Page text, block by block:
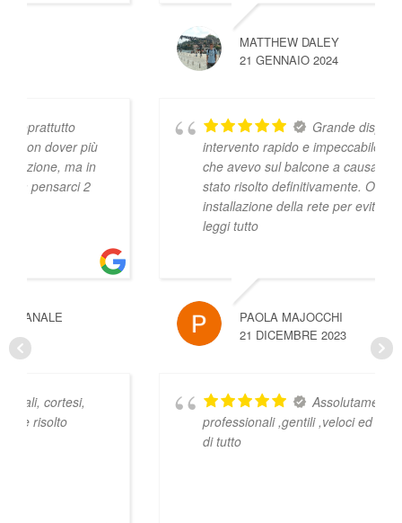
MATTHEW DALEY
21 GENNAIO 2024
Grande disponibilità,
intervento rapido e impeccabile. Il problema
che avevo sul balcone a causa dei piccioni è
stato risolto definitivamente. Ottima pulizia e
installazione della rete per evitare il ritorno...
PAOLA MAJOCCHI
21 DICEMBRE 2023
Assolutamente
professionali ,gentili ,veloci ed onesti Grazie